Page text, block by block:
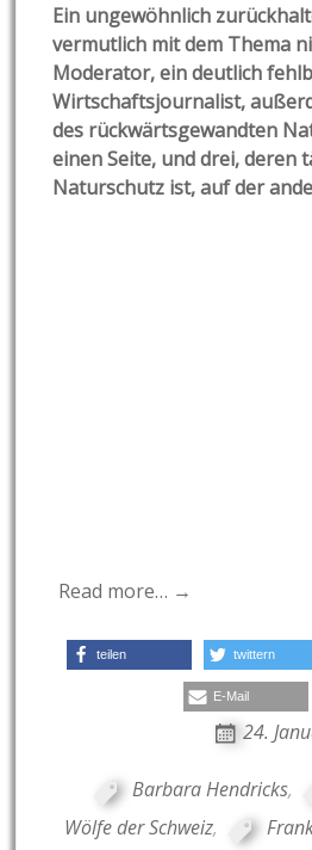
Ein ungewöhnlich
vermutlich mit dem Thema
Moderator, ein deutlich
Wirtschaftsjournalist,
des rückwärtsgewandten
einen Seite, und drei, deren
Naturschutz ist, auf der
Read more… →
teilen twittern
E-Mail
24.
Barbara Hendricks,
Wölfe der Schweiz,